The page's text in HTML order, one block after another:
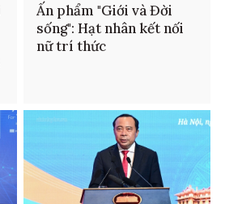
Ấn phẩm "Giới và Đời
sống": Hạt nhân kết nối
nữ trí thức